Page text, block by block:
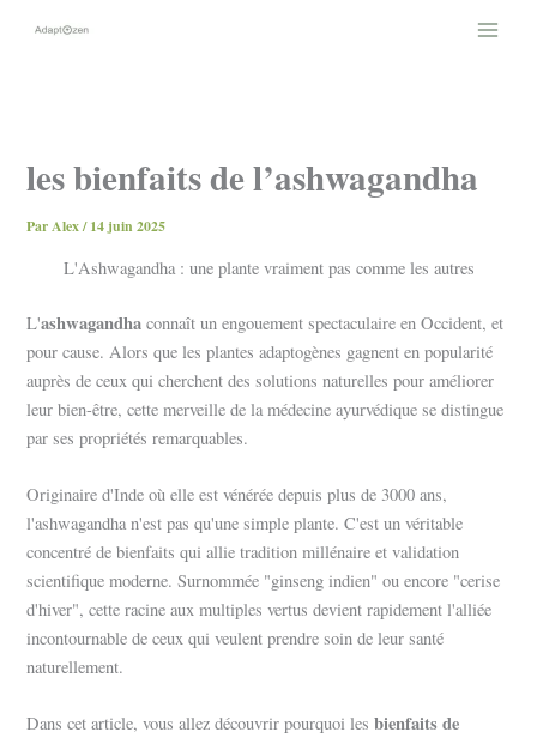
les bienfaits de l’ashwagandha
ParAlex/14 juin 2025
L'Ashwagandha : une plante vraiment pas comme les autres
L'ashwagandha connaît un engouement spectaculaire en Occident, et
pour cause. Alors que les plantes adaptogènes gagnent en popularité
auprès de ceux qui cherchent des solutions naturelles pour améliorer
leur bien-être, cette merveille de la médecine ayurvédique se distingue
par ses propriétés remarquables.
Originaire d'Inde où elle est vénérée depuis plus de 3000 ans,
l'ashwagandha n'est pas qu'une simple plante. C'est un véritable
concentré de bienfaits qui allie tradition millénaire et validation
scientifique moderne. Surnommée "ginseng indien" ou encore "cerise
d'hiver", cette racine aux multiples vertus devient rapidement l'alliée
incontournable de ceux qui veulent prendre soin de leur santé
naturellement.
Dans cet article, vous allez découvrir pourquoi lesbienfaits de